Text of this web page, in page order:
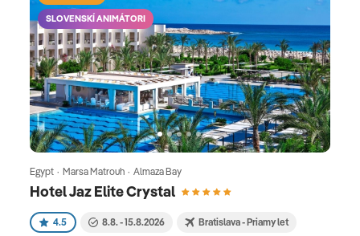
SLOVENSKÍ ANIMÁTORI
Hotel Jaz Elite Crystal
Egypt · Marsa Matrouh · Almaza Bay
4.5 8.8. - 15.8.2026 Bratislava - Priamy let